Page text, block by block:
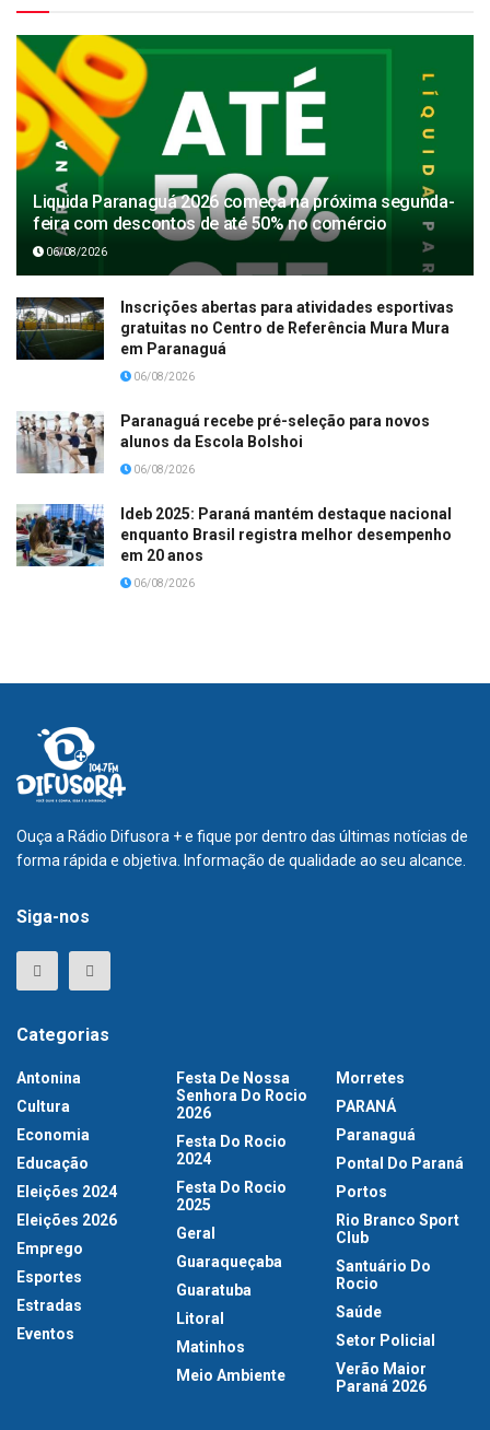
Liquida Paranaguá 2026 começa na próxima segunda-
feira com descontos de até 50% no comércio
06/08/2026
Inscrições abertas para atividades esportivas
gratuitas no Centro de Referência Mura Mura
em Paranaguá
06/08/2026
Paranaguá recebe pré-seleção para novos
alunos da Escola Bolshoi
06/08/2026
Ideb 2025: Paraná mantém destaque nacional
enquanto Brasil registra melhor desempenho
em 20 anos
06/08/2026
Ouça a Rádio Difusora + e fique por dentro das últimas notícias de
forma rápida e objetiva. Informação de qualidade ao seu alcance.
Siga-nos
Categorias
Antonina
Cultura
Economia
Educação
Eleições 2024
Eleições 2026
Emprego
Esportes
Estradas
Eventos
Festa De Nossa
Senhora Do Rocio
2026
Festa Do Rocio
2024
Festa Do Rocio
2025
Geral
Guaraqueçaba
Guaratuba
Litoral
Matinhos
Meio Ambiente
Morretes
PARANÁ
Paranaguá
Pontal Do Paraná
Portos
Rio Branco Sport
Club
Santuário Do
Rocio
Saúde
Setor Policial
Verão Maior
Paraná 2026